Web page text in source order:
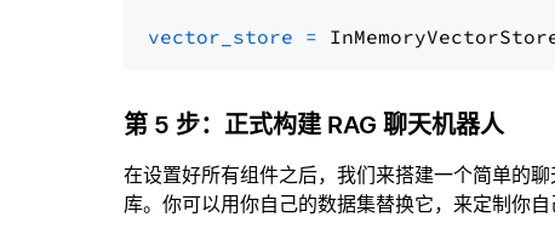
vector_store =
第 5 步：正式构建 RAG 聊天机器人
在设置好所有组件之后，我们来搭建一个简单的
库。你可以用你自己的数据集替换它，来定制你自